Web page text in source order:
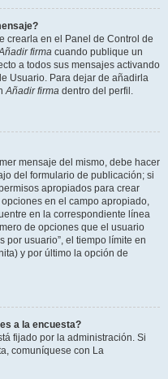
crearla en el Panel de Control de
firma cuando publique un
a todos sus mensajes activando
Usuario. Para dejar de añadirla
Añadir firma dentro del perfil.
mensaje del mismo, debe hacer
del formulario de publicación; si
apropiados para crear
en el campo apropiado,
en la correspondiente línea
de opciones que el usuario
por usuario”, el tiempo límite en
y por último la opción de
a la encuesta?
fijado por la administración. Si
comuníquese con La